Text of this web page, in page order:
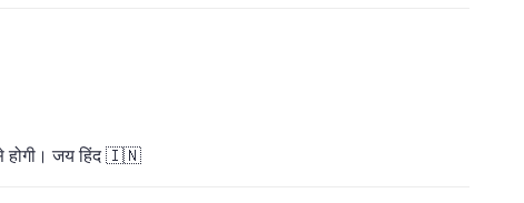
होगी। जय हिंद 🇮🇳